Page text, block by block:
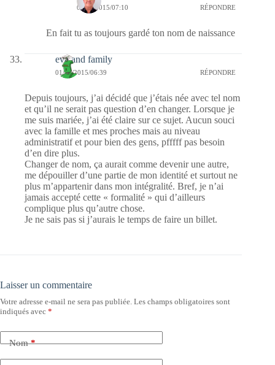
01/07/2015/07:10 RÉPONDRE
En fait tu as toujours gardé ton nom de naissance
eva and family
01/07/2015/06:39 RÉPONDRE
Depuis toujours, j’ai décidé que j’étais née avec tel nom
et qu’il ne serait pas question d’en changer. Lorsque je
me suis mariée, j’ai été claire sur ce sujet. Aucun souci
avec la famille et mes proches mais au niveau
administratif et pour bien des gens, pfffff pas besoin
d’en dire plus.
Changer de nom, ça aurait comme devenir une autre,
me dépouiller d’une partie de mon identité et surtout ne
plus m’appartenir dans mon intégralité. Bref, je n’ai
jamais accepté cette « formalité » qui d’ailleurs
complique plus qu’autre chose.
Je ne sais pas si j’aurais le temps de faire un billet.
Laisser un commentaire
Votre adresse e-mail ne sera pas publiée. Les champs obligatoires sont
indiqués avec *
Nom*